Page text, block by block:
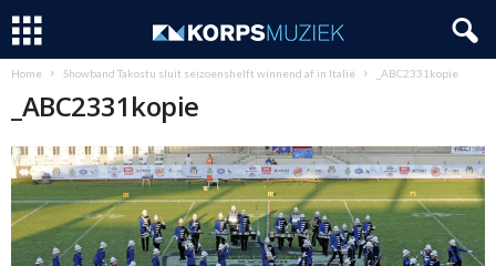
Home Showband Takostu sluit seizoenshelft winnend af in Italië _ABC2331kopie
_ABC2331kopie